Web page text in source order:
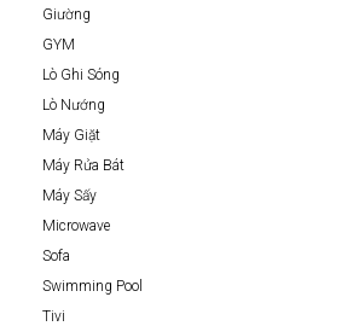
Giường
GYM
Lò Ghi Sóng
Lò Nướng
Máy Giặt
Máy Rửa Bát
Máy Sấy
Microwave
Sofa
Swimming Pool
Tivi